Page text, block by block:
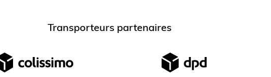
Transporteurs partenaires